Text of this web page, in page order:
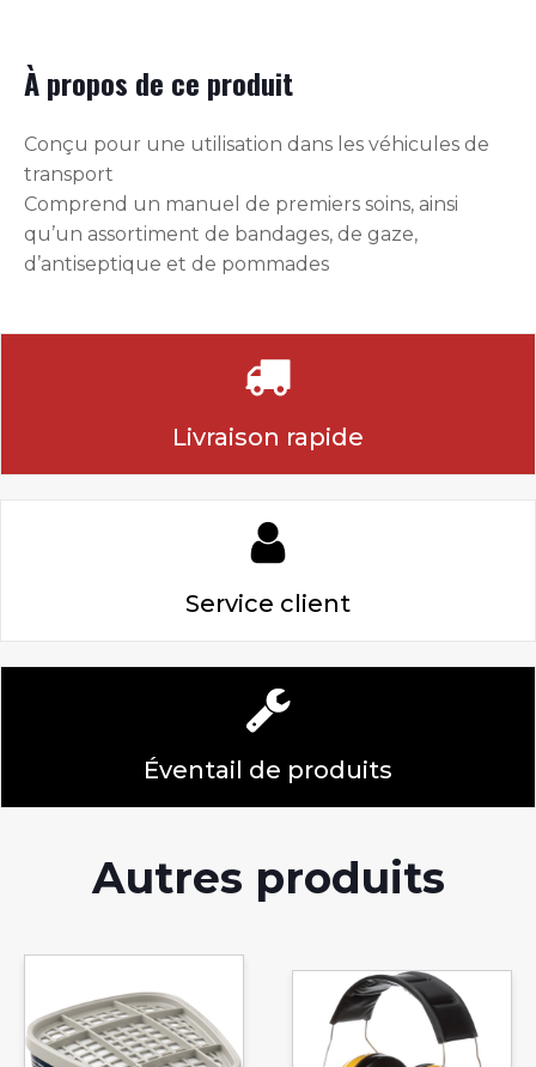
À propos de ce produit
Conçu pour une utilisation dans les véhicules de
transport
Comprend un manuel de premiers soins, ainsi
qu’un assortiment de bandages, de gaze,
d’antiseptique et de pommades
Livraison rapide
Service client
Éventail de produits
Autres produits